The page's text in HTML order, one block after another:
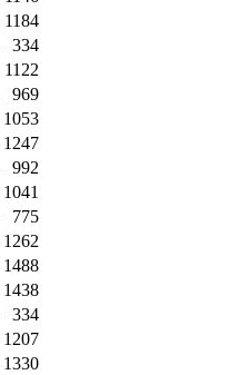
1184
334
1122
969
1053
1247
992
1041
775
1262
1488
1438
334
1207
1330